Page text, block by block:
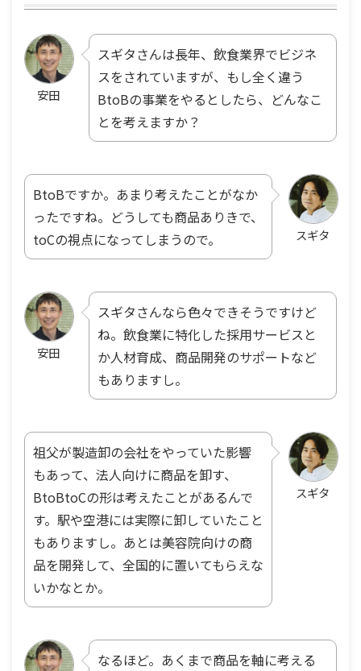
安田
スギタさんは長年、飲食業界でビジネ
スをされていますが、もし全く違う
BtoBの事業をやるとしたら、どんなこ
とを考えますか？
スギタ
BtoBですか。あまり考えたことがなか
ったですね。どうしても商品ありきで、
toCの視点になってしまうので。
安田
スギタさんなら色々できそうですけど
ね。飲食業に特化した採用サービスと
か人材育成、商品開発のサポートなど
もありますし。
スギタ
祖父が製造卸の会社をやっていた影響
もあって、法人向けに商品を卸す、
BtoBtoCの形は考えたことがあるんで
す。駅や空港には実際に卸していたこと
もありますし。あとは美容院向けの商
品を開発して、全国的に置いてもらえな
いかなとか。
なるほど。あくまで商品を軸に考える